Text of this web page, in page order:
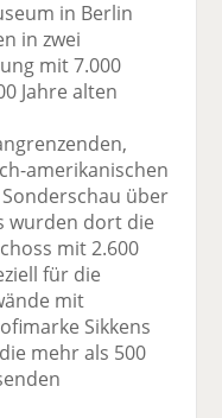
in Berlin
in zwei
mit 7.000
Jahre alten
amerikanischen
über
wurden dort die
mit 2.600
für die
mit
Sikkens
mehr als 500